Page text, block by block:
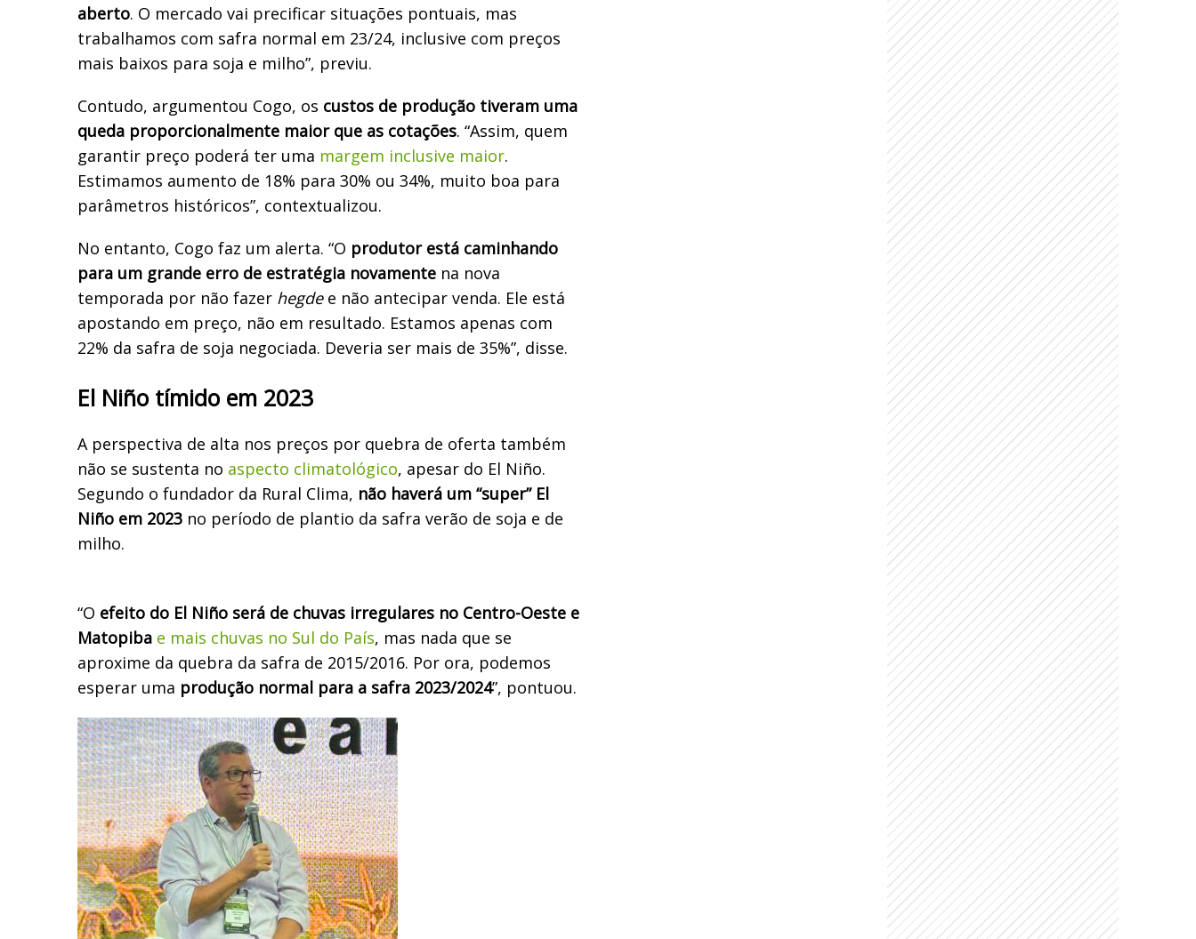
aberto. O mercado vai precificar situações pontuais, mas
trabalhamos com safra normal em 23/24, inclusive com preços
mais baixos para soja e milho”, previu.
Contudo, argumentou Cogo, os custos de produção tiveram uma
queda proporcionalmente maior que as cotações. “Assim, quem
garantir preço poderá ter uma margem inclusive maior.
Estimamos aumento de 18% para 30% ou 34%, muito boa para
parâmetros históricos”, contextualizou.
No entanto, Cogo faz um alerta. “O produtor está caminhando
para um grande erro de estratégia novamente na nova
temporada por não fazer hegdee não antecipar venda. Ele está
apostando em preço, não em resultado. Estamos apenas com
22% da safra de soja negociada. Deveria ser mais de 35%”, disse.
El Niño tímido em 2023
A perspectiva de alta nos preços por quebra de oferta também
não se sustenta no aspecto climatológico, apesar do El Niño.
Segundo o fundador da Rural Clima, não haverá um “super” El
Niño em 2023 no período de plantio da safra verão de soja e de
milho.
“O efeito do El Niño será de chuvas irregulares no Centro-Oeste e
Matopiba e mais chuvas no Sul do País, mas nada que se
aproxime da quebra da safra de 2015/2016. Por ora, podemos
esperar uma produção normal para a safra 2023/2024”, pontuou.